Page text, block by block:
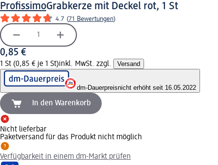
ProfissimoGrabkerze mit Deckel rot, 1 St
4.7 (71 Bewertungen)
0,85 €
1 St (0,85 € je 1 St)inkl. MwSt. zzgl. Versand
dm-Dauerpreisnicht erhöht seit 16.05.2022
In den Warenkorb
Nicht lieferbar
Paketversand für das Produkt nicht möglich
Verfügbarkeit in einem dm-Markt prüfen